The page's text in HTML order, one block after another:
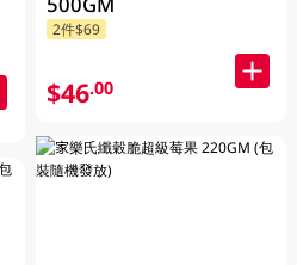
2件$69
$46.00